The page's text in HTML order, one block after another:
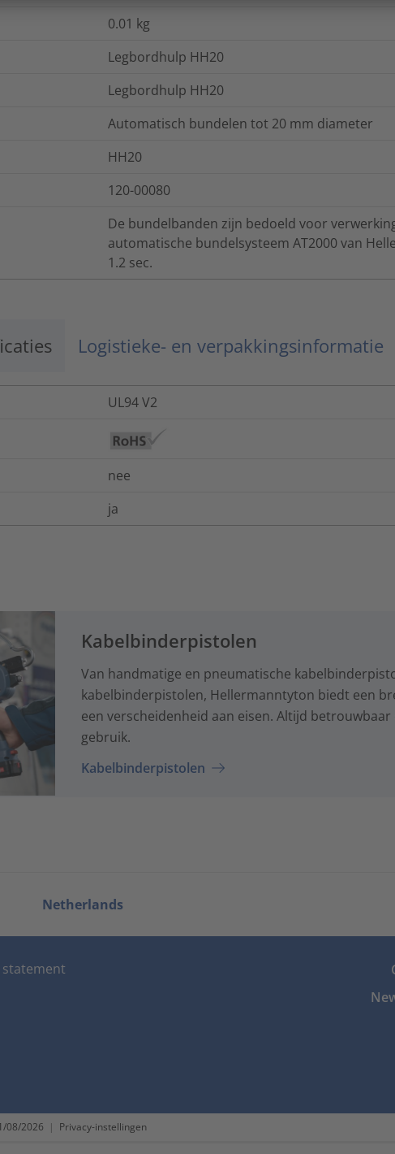
0.01 kg
Legbordhulp HH20
Legbordhulp HH20
Automatisch bundelen tot 20 mm diameter
HH20
120-00080
De bundelbanden zijn bedoeld voor
automatische bundelsysteem AT2000 van
1.2 sec.
Logistieke- en verpakkingsinformatie
UL94 V2
nee
ja
Kabelbinderpistolen
Van handmatige en pneumatische
kabelbinderpistolen, Hellermanntyton biedt een
een verscheidenheid aan eisen. Altijd
gebruik.
Kabelbinderpistolen
Netherlands
statement
08/2026 | Privacy-instellingen